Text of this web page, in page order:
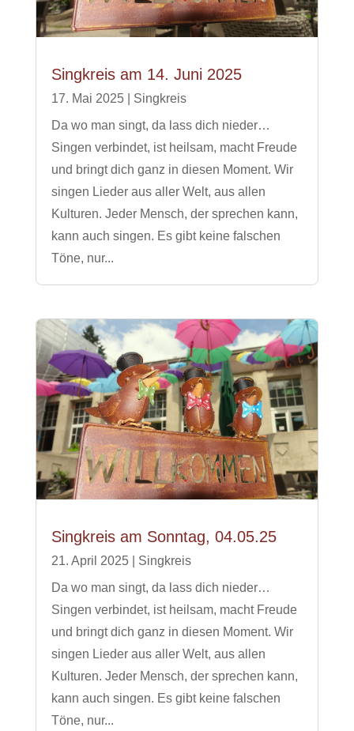
Singkreis am 14. Juni 2025
17. Mai 2025| Singkreis
Da wo man singt, da lass dich nieder…
Singen verbindet, ist heilsam, macht Freude
und bringt dich ganz in diesen Moment. Wir
singen Lieder aus aller Welt, aus allen
Kulturen. Jeder Mensch, der sprechen kann,
kann auch singen. Es gibt keine falschen
Töne, nur...
Singkreis am Sonntag, 04.05.25
21. April 2025| Singkreis
Da wo man singt, da lass dich nieder…
Singen verbindet, ist heilsam, macht Freude
und bringt dich ganz in diesen Moment. Wir
singen Lieder aus aller Welt, aus allen
Kulturen. Jeder Mensch, der sprechen kann,
kann auch singen. Es gibt keine falschen
Töne, nur...